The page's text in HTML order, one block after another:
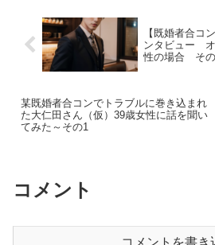
【既婚者合コ
ンタビュー オ
性の場合 そ
某既婚者合コンでトラブルに巻き込まれ
た大仁田さん（仮）39歳女性に話を聞い
てみた～その1
コメント